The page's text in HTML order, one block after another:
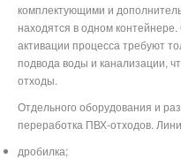
комплектующими и
находятся в одном
активации процесса требуют
подвода воды и канализации,
отходы.
Отдельного оборудования и
переработка ПВХ-отходов.
дробилка;